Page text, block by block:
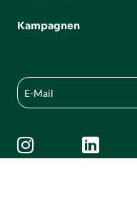
Kampagnen
 